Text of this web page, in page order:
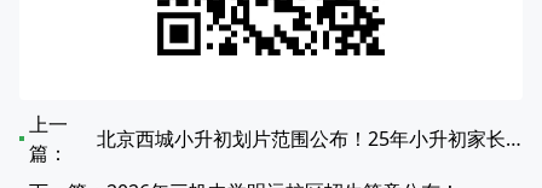
上一
篇：
北京西城小升初划片范围公布！25年小升初家长注意查收